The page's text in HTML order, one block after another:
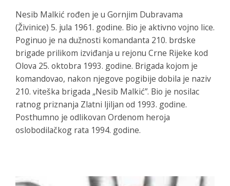
Nesib Malkić rođen je u Gornjim Dubravama
(Živinice) 5. jula 1961. godine. Bio je aktivno vojno lice.
Poginuo je na dužnosti komandanta 210. brdske
brigade prilikom izviđanja u rejonu Crne Rijeke kod
Olova 25. oktobra 1993. godine. Brigada kojom je
komandovao, nakon njegove pogibije dobila je naziv
210. viteška brigada „Nesib Malkić”. Bio je nosilac
ratnog priznanja Zlatni ljiljan od 1993. godine.
Posthumno je odlikovan Ordenom heroja
oslobodilačkog rata 1994. godine.